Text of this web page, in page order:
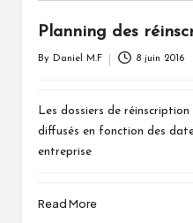
Planning des
By Daniel M.F 8 juin 2016
Les dossiers de
diffusés en fonction des
entreprise
Read More